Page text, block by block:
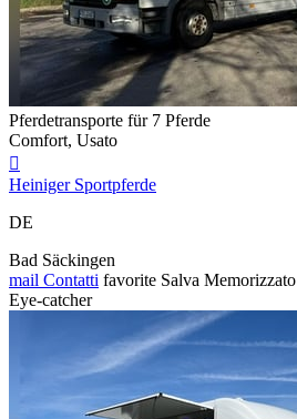
Pferdetransporte für 7 Pferde
Comfort, Usato

Heiniger Sportpferde
DE
Bad Säckingen
mail Contatti favorite Salva Memorizzato
Eye-catcher